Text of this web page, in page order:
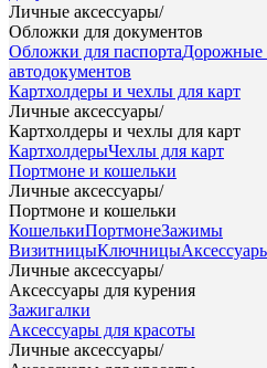
Личные аксессуары/
Обложки для документов
Обложки для паспортаДорожные
автодокументов
Картхолдеры и чехлы для карт
Личные аксессуары/
Картхолдеры и чехлы для карт
КартхолдерыЧехлы для карт
Портмоне и кошельки
Личные аксессуары/
Портмоне и кошельки
КошелькиПортмонеЗажимы
ВизитницыКлючницы
Личные аксессуары/
Аксессуары для курения
Зажигалки
Аксессуары для красоты
Личные аксессуары/